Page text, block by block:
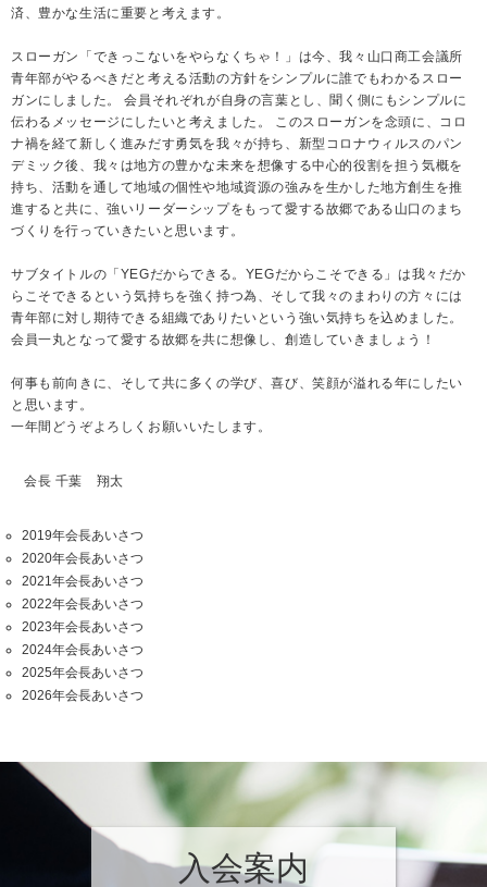
済、豊かな生活に重要と考えます。
スローガン「できっこないをやらなくちゃ！」は今、我々山口商工会議所
青年部がやるべきだと考える活動の方針をシンプルに誰でもわかるスロー
ガンにしました。 会員それぞれが自身の言葉とし、聞く側にもシンプルに
伝わるメッセージにしたいと考えました。 このスローガンを念頭に、コロ
ナ禍を経て新しく進みだす勇気を我々が持ち、新型コロナウィルスのパン
デミック後、我々は地方の豊かな未来を想像する中心的役割を担う気概を
持ち、活動を通して地域の個性や地域資源の強みを生かした地方創生を推
進すると共に、強いリーダーシップをもって愛する故郷である山口のまち
づくりを行っていきたいと思います。
サブタイトルの「YEGだからできる。YEGだからこそできる」は我々だか
らこそできるという気持ちを強く持つ為、そして我々のまわりの方々には
青年部に対し期待できる組織でありたいという強い気持ちを込めました。
会員一丸となって愛する故郷を共に想像し、創造していきましょう！
何事も前向きに、そして共に多くの学び、喜び、笑顔が溢れる年にしたい
と思います。
一年間どうぞよろしくお願いいたします。
会長 千葉 翔太
2019年会長あいさつ
2020年会長あいさつ
2021年会長あいさつ
2022年会長あいさつ
2023年会長あいさつ
2024年会長あいさつ
2025年会長あいさつ
2026年会長あいさつ
入会案内